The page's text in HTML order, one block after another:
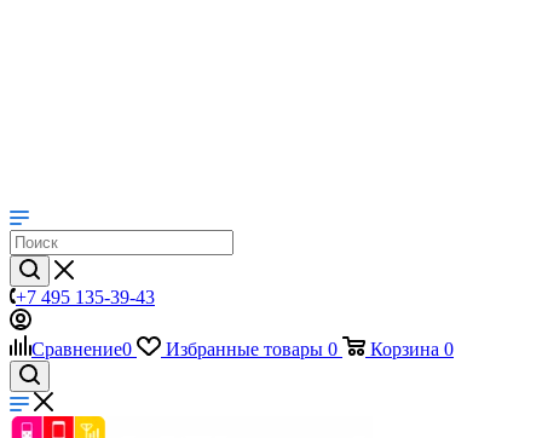
+7 495 135-39-43
Сравнение0 Избранные товары 0 Корзина 0